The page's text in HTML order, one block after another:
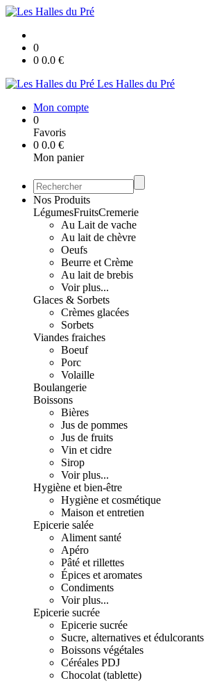
0
0 0.0 €
Les Halles du Pré
Mon compte
0
Favoris
0 0.0 €
Mon panier
Nos Produits
LégumesFruitsCremerie
Au Lait de vache
Au lait de chèvre
Oeufs
Beurre et Crème
Au lait de brebis
Voir plus...
Glaces & Sorbets
Crèmes glacées
Sorbets
Viandes fraiches
Boeuf
Porc
Volaille
Boulangerie
Boissons
Bières
Jus de pommes
Jus de fruits
Vin et cidre
Sirop
Voir plus...
Hygiène et bien-être
Hygiène et cosmétique
Maison et entretien
Epicerie salée
Aliment santé
Apéro
Pâté et rillettes
Épices et aromates
Condiments
Voir plus...
Epicerie sucrée
Epicerie sucrée
Sucre, alternatives et édulcorants
Boissons végétales
Céréales PDJ
Chocolat (tablette)